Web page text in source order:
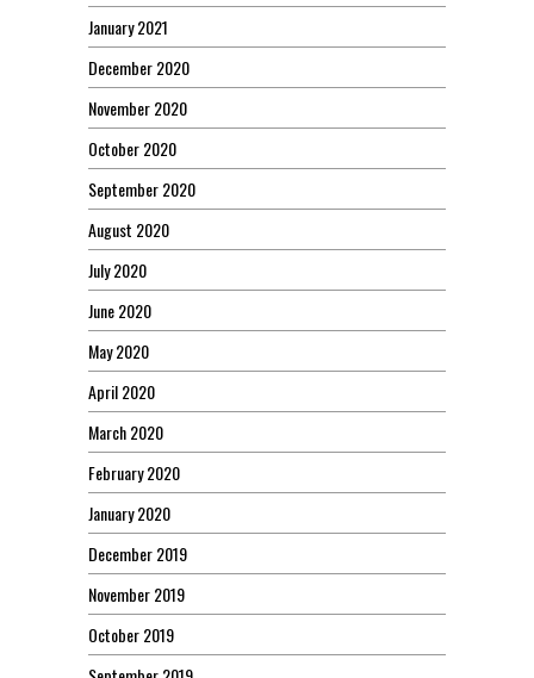
January 2021
December 2020
November 2020
October 2020
September 2020
August 2020
July 2020
June 2020
May 2020
April 2020
March 2020
February 2020
January 2020
December 2019
November 2019
October 2019